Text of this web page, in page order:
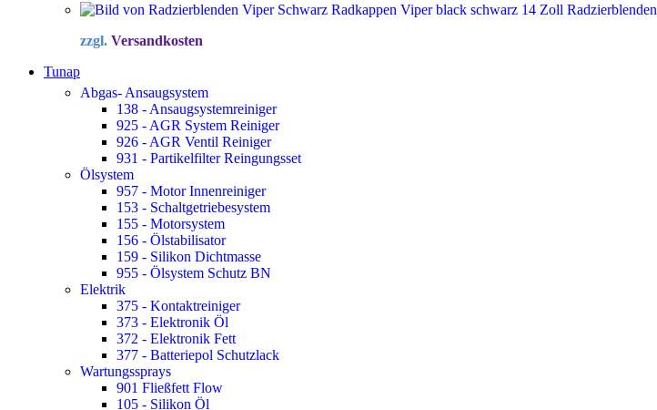
Radkappen Viper black schwarz 14 Zoll Radzierblenden
zzgl. Versandkosten
Tunap
Abgas- Ansaugsystem
138 - Ansaugsystemreiniger
925 - AGR System Reiniger
926 - AGR Ventil Reiniger
931 - Partikelfilter Reingungsset
Ölsystem
957 - Motor Innenreiniger
153 - Schaltgetriebesystem
155 - Motorsystem
156 - Ölstabilisator
159 - Silikon Dichtmasse
955 - Ölsystem Schutz BN
Elektrik
375 - Kontaktreiniger
373 - Elektronik Öl
372 - Elektronik Fett
377 - Batteriepol Schutzlack
Wartungssprays
901 Fließfett Flow
105 - Silikon Öl